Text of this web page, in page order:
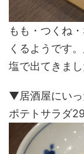
もも・つくね
くるようです
塩で出てきまし
▼居酒屋にいっ
ポテトサラダ